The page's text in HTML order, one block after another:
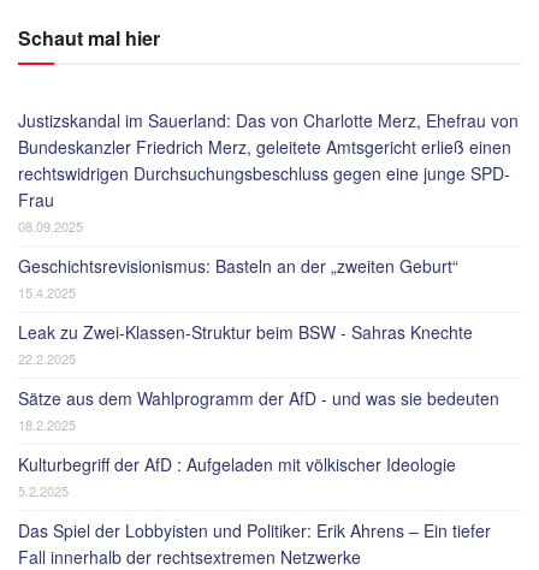
Schaut mal hier
Justizskandal im Sauerland: Das von Charlotte Merz, Ehefrau von
Bundeskanzler Friedrich Merz, geleitete Amtsgericht erließ einen
rechtswidrigen Durchsuchungsbeschluss gegen eine junge SPD-
Frau
08.09.2025
Geschichtsrevisionismus: Basteln an der „zweiten Geburt“
15.4.2025
Leak zu Zwei-Klassen-Struktur beim BSW - Sahras Knechte
22.2.2025
Sätze aus dem Wahlprogramm der AfD - und was sie bedeuten
18.2.2025
Kulturbegriff der AfD : Aufgeladen mit völkischer Ideologie
5.2.2025
Das Spiel der Lobbyisten und Politiker: Erik Ahrens – Ein tiefer
Fall innerhalb der rechtsextremen Netzwerke